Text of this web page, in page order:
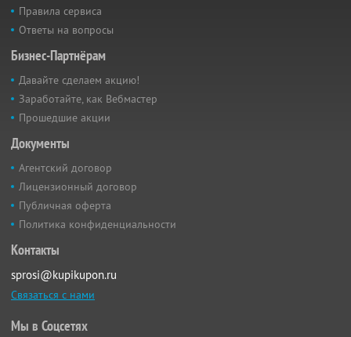
Правила сервиса
Ответы на вопросы
Бизнес-Партнёрам
Давайте сделаем акцию!
Заработайте, как Вебмастер
Прошедшие акции
Документы
Агентский договор
Лицензионный договор
Публичная оферта
Политика конфиденциальности
Контакты
sprosi@kupikupon.ru
Связаться с нами
Мы в Соцсетях